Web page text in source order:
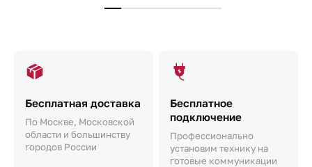
Бесплатная доставка
По Москве, Московской
области и большинству
городов России
Бесплатное
подключение
Профессионально
установим технику на
готовые коммуникации